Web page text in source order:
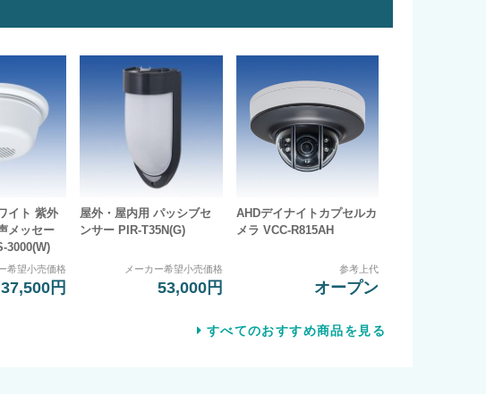
イト 紫外
メッセー
3000(W)
希望小売価格
37,500円
屋外・屋内用 パッシブセ
ンサー PIR-T35N(G)
メーカー希望小売価格
53,000円
AHDデイナイトカプセルカ
メラ VCC-R815AH
参考上代
オープン
すべてのおすすめ商品を見る